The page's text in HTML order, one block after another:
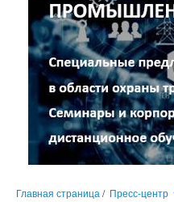
Главная страница / Пресс-центр